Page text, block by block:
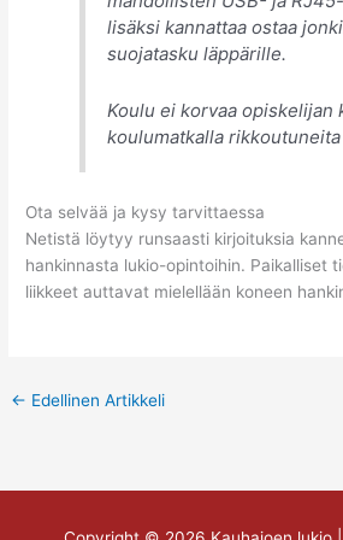
lisäksi kannattaa ostaa
suojatasku läppärille.
Koulu ei korvaa opiskelijan
koulumatkalla
Ota selvää ja kysy tarvittaessa
Netistä löytyy runsaasti kirjoituksia
hankinnasta lukio-opintoihin. Paikalliset
liikkeet auttavat mielellään koneen
← Edellinen Artikkeli